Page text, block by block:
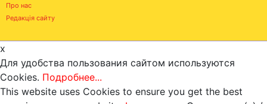
Про нас
Редакція сайту
x
Для удобства пользования сайтом используются
Cookies. Подробнее...
This website uses Cookies to ensure you get the best